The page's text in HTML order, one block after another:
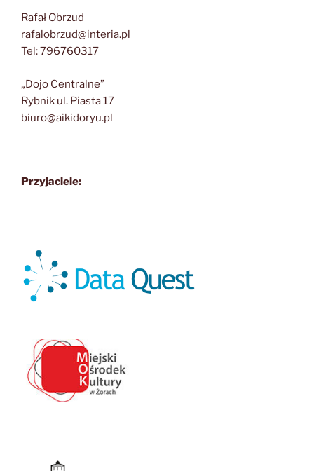
Rafał Obrzud
rafalobrzud@interia.pl
Tel: 796760317
„Dojo Centralne”
Rybnik ul. Piasta 17
biuro@aikidoryu.pl
Przyjaciele: